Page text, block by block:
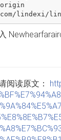
阅读原文：